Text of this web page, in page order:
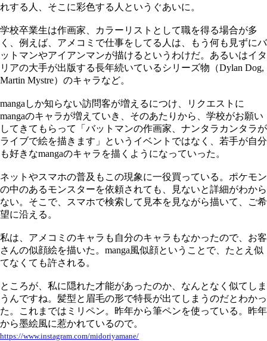
れする人、そこに彩色する人というぐあいに。
学校卒業生は作画家、カラーリストとして職を得る場合が多
く、例えば、アメコミで仕事をしてる人は、もう何も見ずにバ
ットマンやアイアンマンが描けるというわけだ。あるいはイタ
リアの大手が出版する長年続いているシリーズ物（Dylan Dog,
Martin Mystre）のキャラなど。
mangaしか知らない訪問客が増えるにつけ、リクエストに
mangaのキャラが増えていき、そのあたりから、学校がお願い
してきてもらって「バットマンの作画家、ナンタラカンタラが
ライブで絵を描きます」というイベントではなく、若手が自分
も好きなmangaのキャラを描くようになっていった。
ネットやスマホの普及もこの現象に一役買っている。ポケモン
の中のあるモンスターを依頼されても、見ないと詳細がわから
ない。そこで、スマホで検索して見本を見ながら描いて、ご希
望に沿える。
私は、アメコミのキャラも自分のキャラもなかったので、お客
さんの似顔絵を描いた。manga風似顔ということで、たとえ似
てなくても許される。
ところが、私に隠れた才能があったのか、なんとなく似てしま
うんですね。髪型と眉毛の形で特長が出てしまうのだとわかっ
た。これまではミリペン。昨年から筆ペンを使っている。昨年
から墨絵風に惹かれているので。
https://www.instagram.com/midoriyamane/